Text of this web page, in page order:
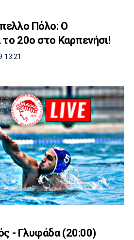
Πόλο: Ο
το 20ο στο Καρπενήσι!
13:21
- Γλυφάδα (20:00)